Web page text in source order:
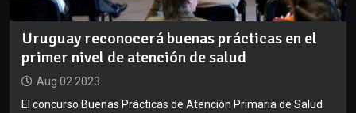
Uruguay reconocerá buenas prácticas en el
primer nivel de atención de salud
Aug 02 2023
El concurso Buenas Prácticas de Atención Primaria de Salud